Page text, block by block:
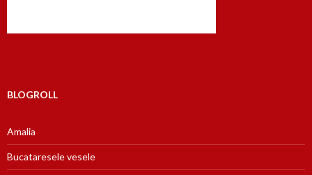
BLOGROLL
Amalia
Bucataresele vesele